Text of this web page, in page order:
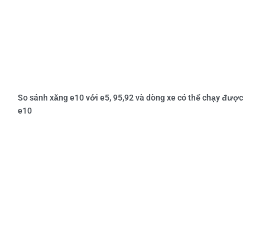
So sánh xăng e10 với e5, 95,92 và dòng xe có thể chạy được
e10